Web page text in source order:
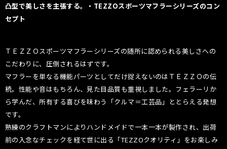
凸型で美しさを主張する。・TEZZOスポーツマフラーシリーズのコン
セプト
ＴＥＺＺＯスポーツマフラーシリーズの随所に認められる美しさへの
こだわりに、圧倒されるはずです。
マフラーを単なる機能パーツとしてだけ捉えないのはＴＥＺＺＯの伝
統。性能や音はもちろん、見た目品質も重視しました。フェラーリか
ら学んだ、所有する喜びを味わう「クルマ＝工芸品」ととらえる発想
です。
熟練のクラフトマンによりハンドメイドで一本一本が製作され、出荷
前の入念なチェックを経て世に出る「TEZZOクオリティ」をお楽しみ